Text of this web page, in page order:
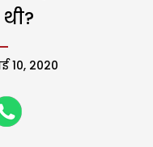
10, 2020